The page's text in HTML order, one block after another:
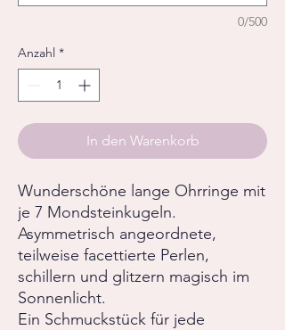
0/500
Anzahl *
In den Warenkorb
Wunderschöne lange Ohrringe mit
je 7 Mondsteinkugeln.
Asymmetrisch angeordnete,
teilweise facettierte Perlen,
schillern und glitzern magisch im
Sonnenlicht.
Ein Schmuckstück für jede